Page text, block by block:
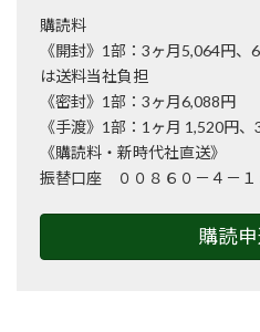
購読料
《開封》1部：3ヶ月5,064円
は送料当社負担
《密封》1部：3ヶ月6,088円
《手渡》1部：1ヶ月 1,520円
《購読料・新時代社直送》
振替口座 ００８６０－４－
購読